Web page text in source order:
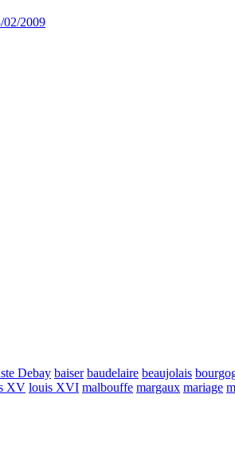
02/2009
Debay baiser baudelaire beaujolais
XV louis XVI malbouffe margaux mariage